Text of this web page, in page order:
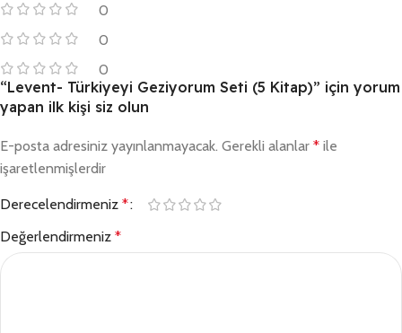
0
0
0
“Levent- Türkiyeyi Geziyorum Seti (5 Kitap)” için yorum
yapan ilk kişi siz olun
E-posta adresiniz yayınlanmayacak. Gerekli alanlar * ile
işaretlenmişlerdir
Derecelendirmeniz *
Değerlendirmeniz *